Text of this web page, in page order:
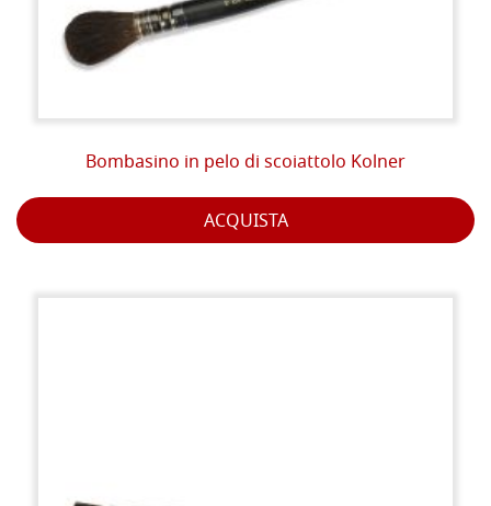
Bombasino in pelo di scoiattolo Kolner
ACQUISTA